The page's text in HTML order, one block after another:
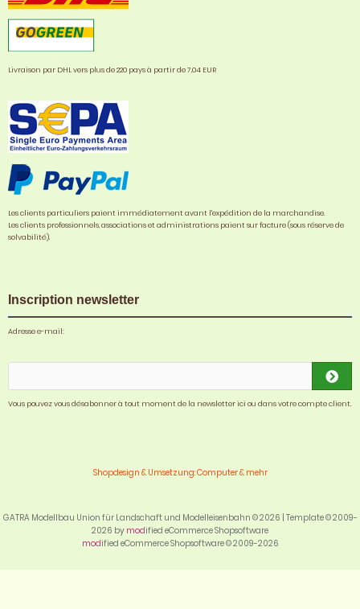
Livraison par DHL vers plus de 220 pays à partir de 7,04 EUR
Les clients particuliers paient immédiatement avant l'expédition de la marchandise.
Les clients professionnels, associations et administrations paient sur facture (sous réserve de
solvabilité).
Inscription newsletter
Adresse e-mail:
Vous pouvez vous désabonner à tout moment de la newsletter ici ou dans votre compte client.
Shopdesign & Umsetzung: Computer & mehr
GATRA Modellbau Union für Landschaft und Modelleisenbahn © 2026 | Template © 2009-
2026 by modified eCommerce Shopsoftware
modified eCommerce Shopsoftware © 2009-2026